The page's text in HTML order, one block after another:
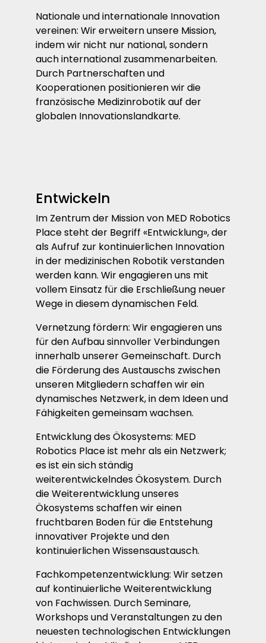
Nationale und internationale Innovation
vereinen: Wir erweitern unsere Mission,
indem wir nicht nur national, sondern
auch international zusammenarbeiten.
Durch Partnerschaften und
Kooperationen positionieren wir die
französische Medizinrobotik auf der
globalen Innovationslandkarte.
Entwickeln
Im Zentrum der Mission von MED Robotics
Place steht der Begriff «Entwicklung», der
als Aufruf zur kontinuierlichen Innovation
in der medizinischen Robotik verstanden
werden kann. Wir engagieren uns mit
vollem Einsatz für die Erschließung neuer
Wege in diesem dynamischen Feld.
Vernetzung fördern: Wir engagieren uns
für den Aufbau sinnvoller Verbindungen
innerhalb unserer Gemeinschaft. Durch
die Förderung des Austauschs zwischen
unseren Mitgliedern schaffen wir ein
dynamisches Netzwerk, in dem Ideen und
Fähigkeiten gemeinsam wachsen.
Entwicklung des Ökosystems: MED
Robotics Place ist mehr als ein Netzwerk;
es ist ein sich ständig
weiterentwickelndes Ökosystem. Durch
die Weiterentwicklung unseres
Ökosystems schaffen wir einen
fruchtbaren Boden für die Entstehung
innovativer Projekte und den
kontinuierlichen Wissensaustausch.
Fachkompetenzentwicklung: Wir setzen
auf kontinuierliche Weiterentwicklung
von Fachwissen. Durch Seminare,
Workshops und Veranstaltungen zu den
neuesten technologischen Entwicklungen